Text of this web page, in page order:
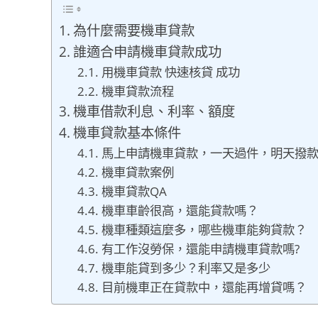
為什麼需要機車貸款
誰適合申請機車貸款成功
用機車貸款 快速核貸 成功
機車貸款流程
機車借款利息、利率、額度
機車貸款基本條件
馬上申請機車貸款，一天過件，明天撥
機車貸款案例
機車貸款QA
機車車齡很高，還能貸款嗎？
機車種類這麼多，哪些機車能夠貸款？
有工作沒勞保，還能申請機車貸款嗎?
機車能貸到多少？利率又是多少
目前機車正在貸款中，還能再增貸嗎？